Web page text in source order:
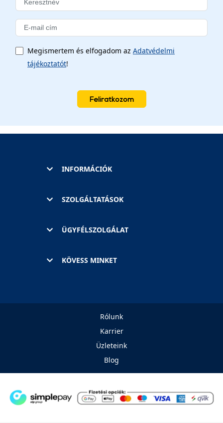
Megismertem és elfogadom az Adatvédelmi
tájékoztatót!
Feliratkozom
INFORMÁCIÓK
SZOLGÁLTATÁSOK
ÜGYFÉLSZOLGÁLAT
KÖVESS MINKET
Rólunk
Karrier
Üzleteink
Blog